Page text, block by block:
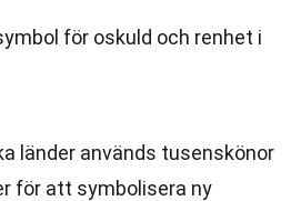
för oskuld och renhet i
länder används tusenskönor
för att symbolisera ny